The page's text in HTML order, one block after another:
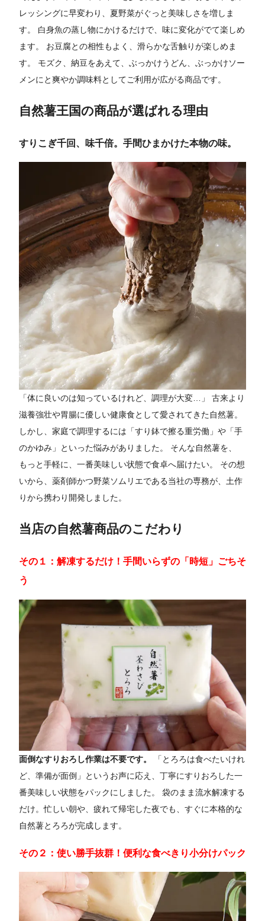
レッシングに早変わり、夏野菜がぐっと美味しさを増しま
す。 白身魚の蒸し物にかけるだけで、味に変化がでて楽しめ
ます。 お豆腐との相性もよく、滑らかな舌触りが楽しめま
す。 モズク、納豆をあえて、ぶっかけうどん、ぶっかけソー
メンにと爽やか調味料としてご利用が広がる商品です。
自然薯王国の商品が選ばれる理由
すりこぎ千回、味千倍。手間ひまかけた本物の味。
「体に良いのは知っているけれど、調理が大変…」 古来より
滋養強壮や胃腸に優しい健康食として愛されてきた自然薯。
しかし、家庭で調理するには「すり鉢で擦る重労働」や「手
のかゆみ」といった悩みがありました。 そんな自然薯を、
もっと手軽に、一番美味しい状態で食卓へ届けたい。 その想
いから、薬剤師かつ野菜ソムリエである当社の専務が、土作
りから携わり開発しました。
当店の自然薯商品のこだわり
その１：解凍するだけ！手間いらずの「時短」ごちそ
う
面倒なすりおろし作業は不要です。
「とろろは食べたいけれ
ど、準備が面倒」というお声に応え、丁寧にすりおろした一
番美味しい状態をパックにしました。 袋のまま流水解凍する
だけ。忙しい朝や、疲れて帰宅した夜でも、すぐに本格的な
自然薯とろろが完成します。
その２：使い勝手抜群！便利な食べきり小分けパック